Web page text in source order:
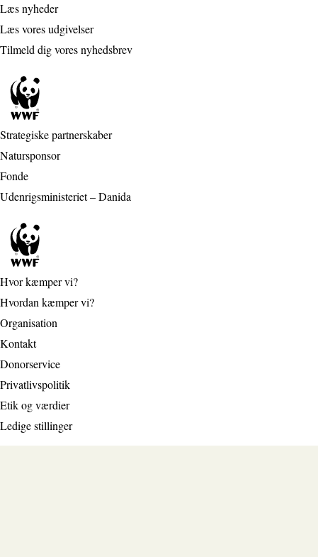
Læs nyheder
Læs vores udgivelser
Tilmeld dig vores nyhedsbrev
Strategiske partnerskaber
Natursponsor
Fonde
Udenrigsministeriet – Danida
Hvor kæmper vi?
Hvordan kæmper vi?
Organisation
Kontakt
Donorservice
Privatlivspolitik
Etik og værdier
Ledige stillinger